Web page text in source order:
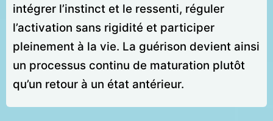
intégrer l’instinct et le ressenti, réguler
l’activation sans rigidité et participer
pleinement à la vie. La guérison devient ainsi
un processus continu de maturation plutôt
qu’un retour à un état antérieur.